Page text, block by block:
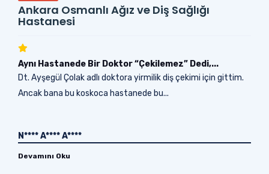
Ankara Osmanlı Ağız ve Diş Sağlığı
Hastanesi
Aynı Hastanede Bir Doktor “Çekilemez” Dedi,...
Dt. Ayşegül Çolak adlı doktora yirmilik diş çekimi için gittim.
Ancak bana bu koskoca hastanede bu...
N**** A**** A****
Devamını Oku